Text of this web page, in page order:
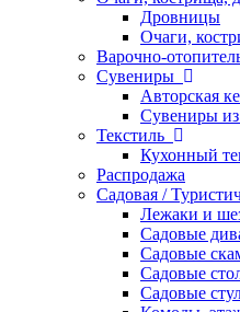
Дровницы
Очаги,
Варочно-
Сувениры
Авторская
Сувениры из
Текстиль
Кухонный
Распродажа
Садовая /
Лежаки и
Садовые
Садовые
Садовые
Садовые